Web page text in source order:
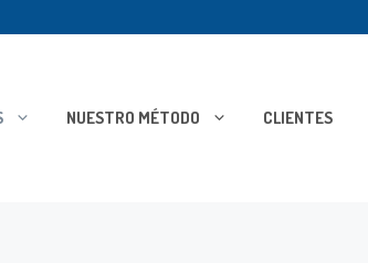
NUESTRO MÉTODO CLIENTES